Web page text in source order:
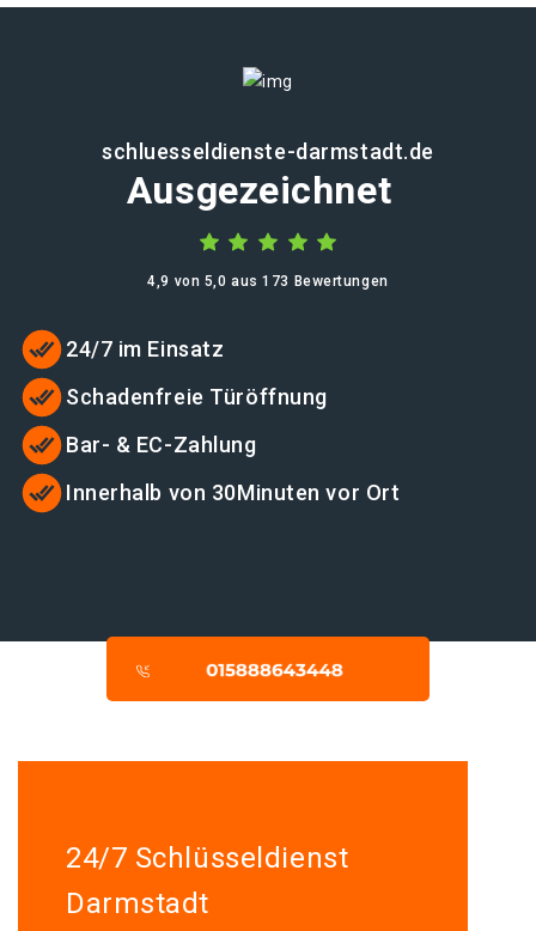
schluesseldienste-darmstadt.de
Ausgezeichnet
4,9 von 5,0 aus 173 Bewertungen
24/7 im Einsatz
Schadenfreie Türöffnung
Bar- & EC-Zahlung
Innerhalb von 30Minuten vor Ort
24/7 Schlüsseldienst
Darmstadt